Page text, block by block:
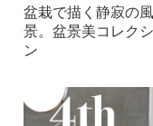
盆栽で描く静寂の風
景。盆景美コレク
ン